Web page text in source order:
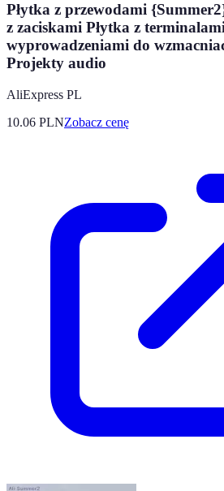
Płytka z przewodami
z zaciskami Płytka z
wyprowadzeniami do
Projekty audio
AliExpress PL
10.06 PLNZobacz cenę